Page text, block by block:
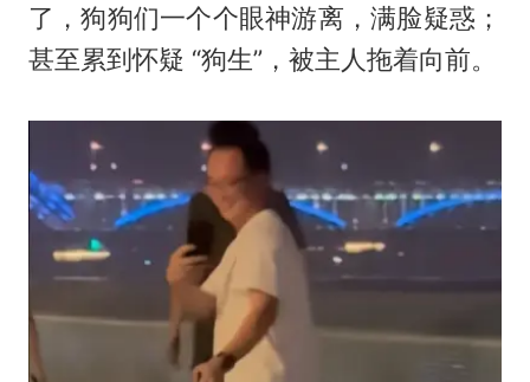
了，狗狗们一个个眼神游离，满脸疑惑；
甚至累到怀疑 “狗生”，被主人拖着向前。